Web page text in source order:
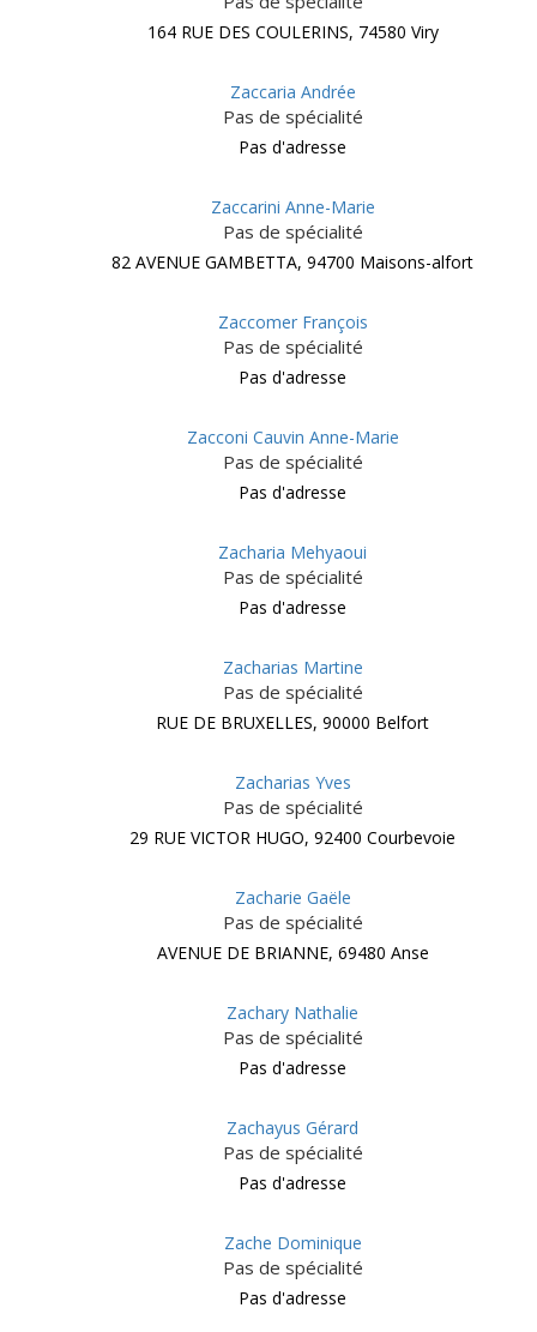
164 RUE DES COULERINS, 74580 Viry
Zaccaria Andrée
Pas de spécialité
Pas d'adresse
Zaccarini Anne-Marie
Pas de spécialité
82 AVENUE GAMBETTA, 94700 Maisons-alfort
Zaccomer François
Pas de spécialité
Pas d'adresse
Zacconi Cauvin Anne-Marie
Pas de spécialité
Pas d'adresse
Zacharia Mehyaoui
Pas de spécialité
Pas d'adresse
Zacharias Martine
Pas de spécialité
RUE DE BRUXELLES, 90000 Belfort
Zacharias Yves
Pas de spécialité
29 RUE VICTOR HUGO, 92400 Courbevoie
Zacharie Gaële
Pas de spécialité
AVENUE DE BRIANNE, 69480 Anse
Zachary Nathalie
Pas de spécialité
Pas d'adresse
Zachayus Gérard
Pas de spécialité
Pas d'adresse
Zache Dominique
Pas de spécialité
Pas d'adresse